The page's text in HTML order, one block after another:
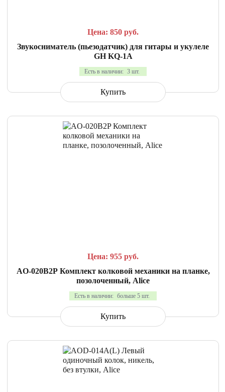
Цена: 850 руб.
Звукосниматель (пьезодатчик) для гитары и укулеле
GH KQ-1A
Есть в наличии: 3 шт.
Купить
Цена: 955 руб.
AO-020B2P Комплект колковой механики на планке,
позолоченный, Alice
Есть в наличии: больше 5 шт.
Купить